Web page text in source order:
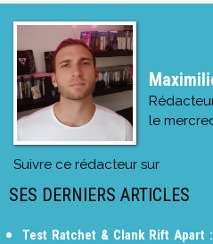
le
Suivre ce rédacteur sur
SES DERNIERS ARTICLES
Test Ratchet & Clank Rift